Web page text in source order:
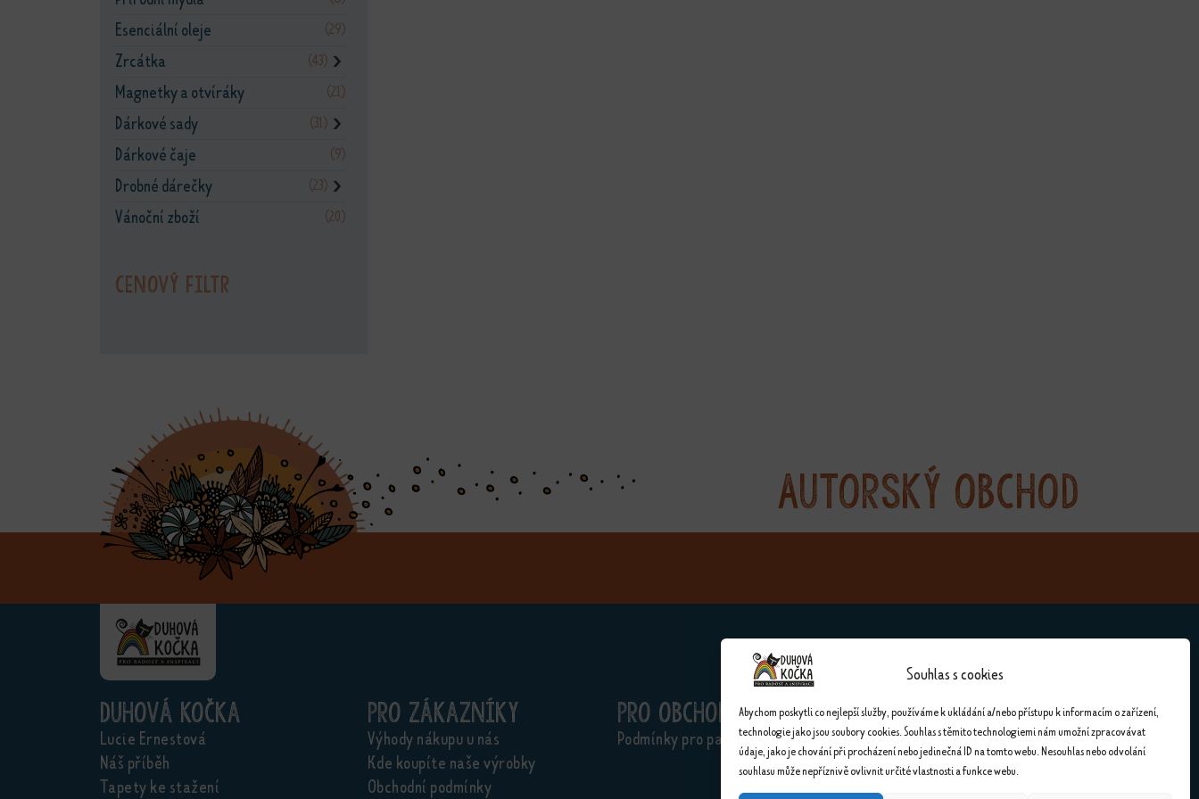
Souhlas s cookies
Abychom poskytli co nejlepší služby, používáme k ukládání a/nebo přístupu k informacím o zařízení,
technologie jako jsou soubory cookies. Souhlas s těmito technologiemi nám umožní zpracovávat
údaje, jako je chování při procházení nebo jedinečná ID na tomto webu. Nesouhlas nebo odvolání
souhlasu může nepříznivě ovlivnit určité vlastnosti a funkce webu.
Esenciální oleje (29)
Zrcátka (43) ❯
Magnetky a otvíráky (21)
Dárkové sady (31) ❯
Dárkové čaje (9)
Drobné dárečky (23) ❯
Vánoční zboží (20)
Cenový filtr
Autorský obchod
Duhová kočka
Lucie Ernestová
Náš příběh
Tapety ke stažení
Pro zákazníky
Výhody nákupu u nás
Kde koupíte naše výrobky
Obchodní podmínky
Pro obchodníky
Podmínky pro partnery
Kontakty
Kontakty